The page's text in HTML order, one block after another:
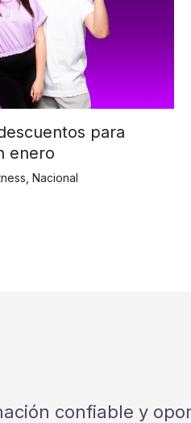
para
enero
Nacional
confiable y